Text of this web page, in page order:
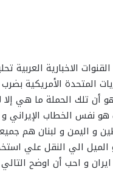
الاخبارية
أن تلك الحملة ما هي
هو نفس الخطاب
اليمن و لبنان هم جميعا
الي النقل علي
و احب أن اوضح